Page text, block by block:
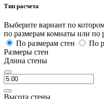
Тип расчета
Выберите вариант по
по размерам комнаты или по
По размерам стен
По
Размеры стен
Длина стены
Высота стены